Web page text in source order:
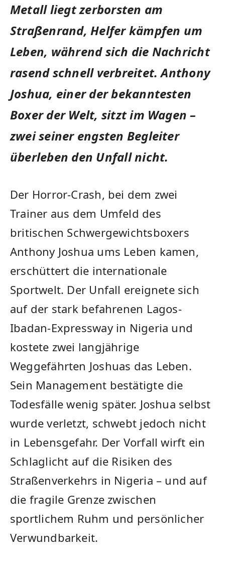
Metall liegt zerborsten am
Straßenrand, Helfer kämpfen um
Leben, während sich die Nachricht
rasend schnell verbreitet. Anthony
Joshua, einer der bekanntesten
Boxer der Welt, sitzt im Wagen –
zwei seiner engsten Begleiter
überleben den Unfall nicht.
Der Horror-Crash, bei dem zwei
Trainer aus dem Umfeld des
britischen Schwergewichtsboxers
Anthony Joshua ums Leben kamen,
erschüttert die internationale
Sportwelt. Der Unfall ereignete sich
auf der stark befahrenen Lagos-
Ibadan-Expressway in Nigeria und
kostete zwei langjährige
Weggefährten Joshuas das Leben.
Sein Management bestätigte die
Todesfälle wenig später. Joshua selbst
wurde verletzt, schwebt jedoch nicht
in Lebensgefahr. Der Vorfall wirft ein
Schlaglicht auf die Risiken des
Straßenverkehrs in Nigeria – und auf
die fragile Grenze zwischen
sportlichem Ruhm und persönlicher
Verwundbarkeit.